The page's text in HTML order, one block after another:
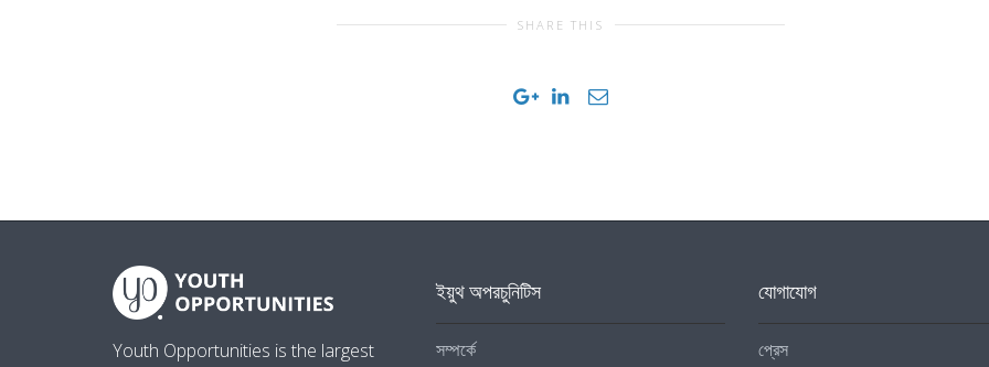
SHARE THIS
Youth Opportunities is the largest
ইয়ুথ অপরচুনিটিস
সম্পর্কে
যোগাযোগ
প্রেস